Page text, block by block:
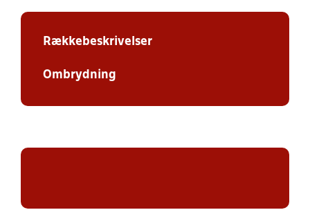
Rækkebeskrivelser
Ombrydning